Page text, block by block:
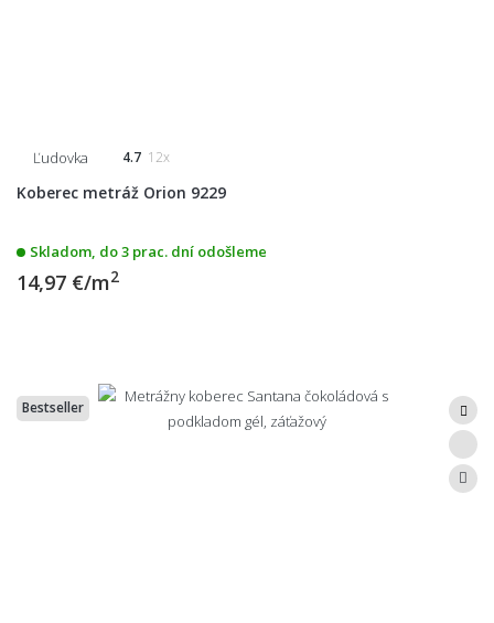
Ľudovka 4.7 12x
Koberec metráž Orion 9229
Skladom, do 3 prac. dní odošleme
14,97 €/m2
Bestseller